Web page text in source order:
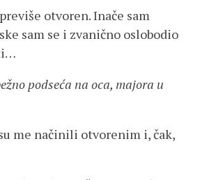
otvoren. Inače sam
sam se i zvanično oslobodio
podseća na oca, majora u
me načinili otvorenim i, čak,